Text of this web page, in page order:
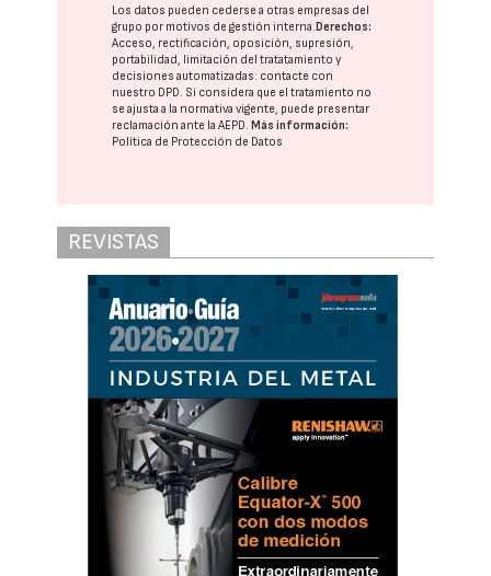
Los datos pueden cederse a otras empresas del
grupo por motivos de gestión interna.Derechos:
Acceso, rectificación, oposición, supresión,
portabilidad, limitación del tratatamiento y
decisiones automatizadas: contacte con
nuestro DPD. Si considera que el tratamiento no
se ajusta a la normativa vigente, puede presentar
reclamación ante laAEPD.Más información:
Política de Protección de Datos
REVISTAS